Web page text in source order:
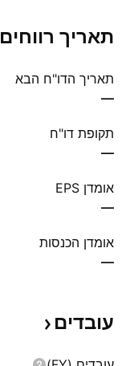
תאריך רווחים
תאריך הדו"ח הבא
—
תקופת דו"ח
—
אומדן EPS
—
אומדן הכנסות
—
עובדים